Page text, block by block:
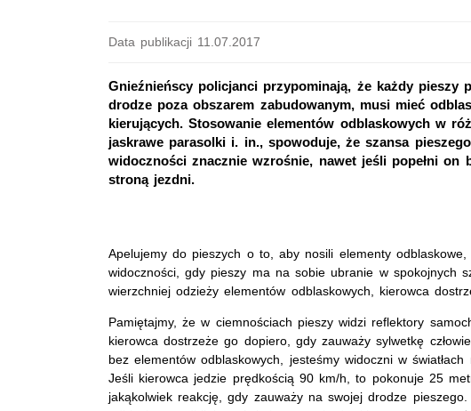
Data publikacji 11.07.2017
Gnieźnieńscy policjanci przypominają, że każdy
drodze poza obszarem zabudowanym, musi mieć
kierujących. Stosowanie elementów odblaskowych w
jaskrawe parasolki i. in., spowoduje, że szansa
widoczności znacznie wzrośnie, nawet jeśli popełni on
stroną jezdni.
Apelujemy do pieszych o to, aby nosili elementy
widoczności, gdy pieszy ma na sobie ubranie w spokojnych
wierzchniej odzieży elementów odblaskowych, kierowca
Pamiętajmy, że w ciemnościach pieszy widzi reflektory
kierowca dostrzeże go dopiero, gdy zauważy sylwetkę
bez elementów odblaskowych, jesteśmy widoczni w
Jeśli kierowca jedzie prędkością 90 km/h, to pokonuje 25
jakąkolwiek reakcję, gdy zauważy na swojej drodze